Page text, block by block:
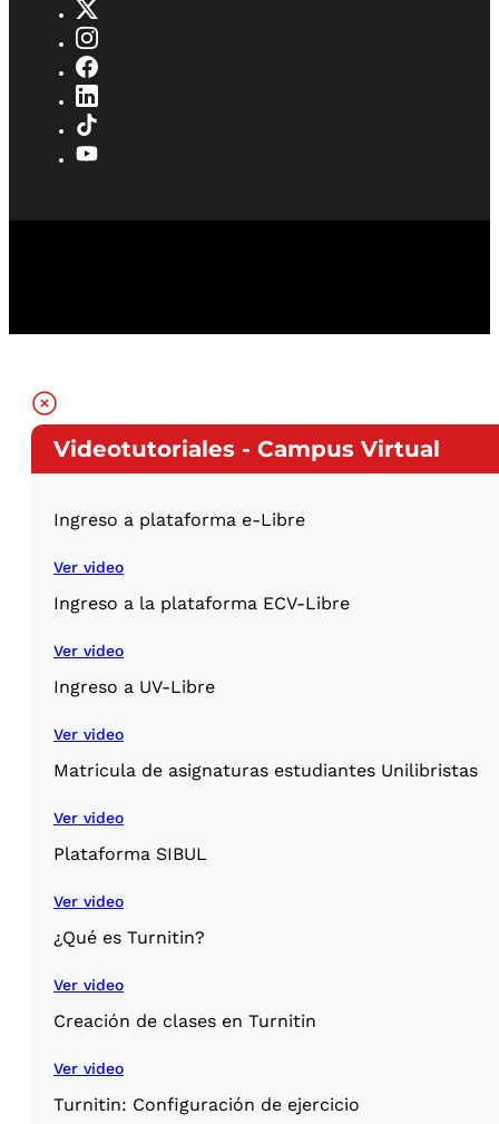
Videotutoriales - Campus Virtual
Ingreso a plataforma e-Libre
Ver video
Ingreso a la plataforma ECV-Libre
Ver video
Ingreso a UV-Libre
Ver video
Matricula de asignaturas estudiantes Unilibristas
Ver video
Plataforma SIBUL
Ver video
¿Qué es Turnitin?
Ver video
Creación de clases en Turnitin
Ver video
Turnitin: Configuración de ejercicio